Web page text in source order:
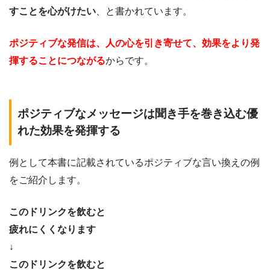
すことを心がけたい 、と書かれています。
ポジティブな発信は、人の心を引き寄せて、効果をより発
揮することにつながるからです。
ポジティブなメッセージは聞き手を巻き込む優
れた効果を発揮する
例として本書に記載されているポジティブな言い換えの例
をご紹介します。
このドリンクを飲むと
疲れにくくなります
↓
このドリンクを飲むと